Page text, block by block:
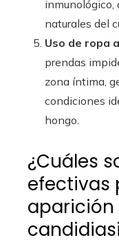
naturales del
Uso de ropa
prendas
zona íntima,
condiciones
hongo.
¿Cuáles
efectivas
aparición